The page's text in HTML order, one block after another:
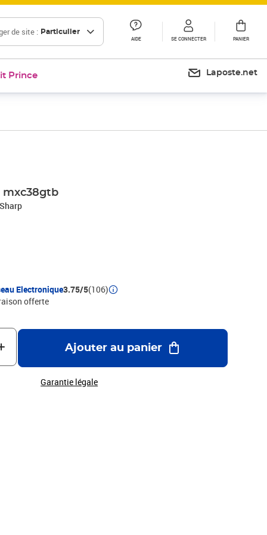
de site : Particulier
AIDE SE CONNECTER PANIER
Prince Laposte.net
mxc38gtb
Electronique3.75/5(106)
offerte
Ajouter au panier
Garantie légale